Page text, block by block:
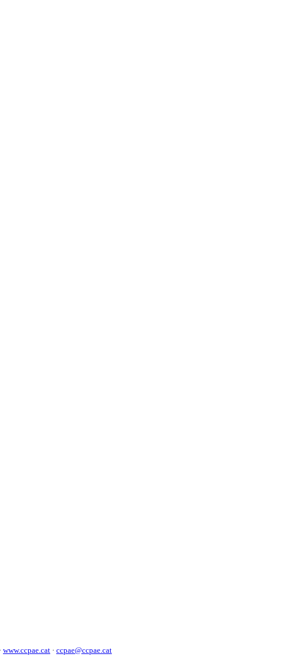
www.ccpae.cat · ccpae@ccpae.cat